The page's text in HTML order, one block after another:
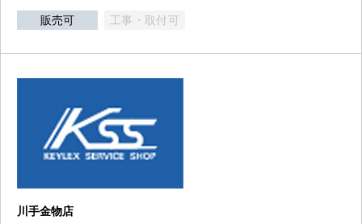
販売可 工事・取付可
川手金物店